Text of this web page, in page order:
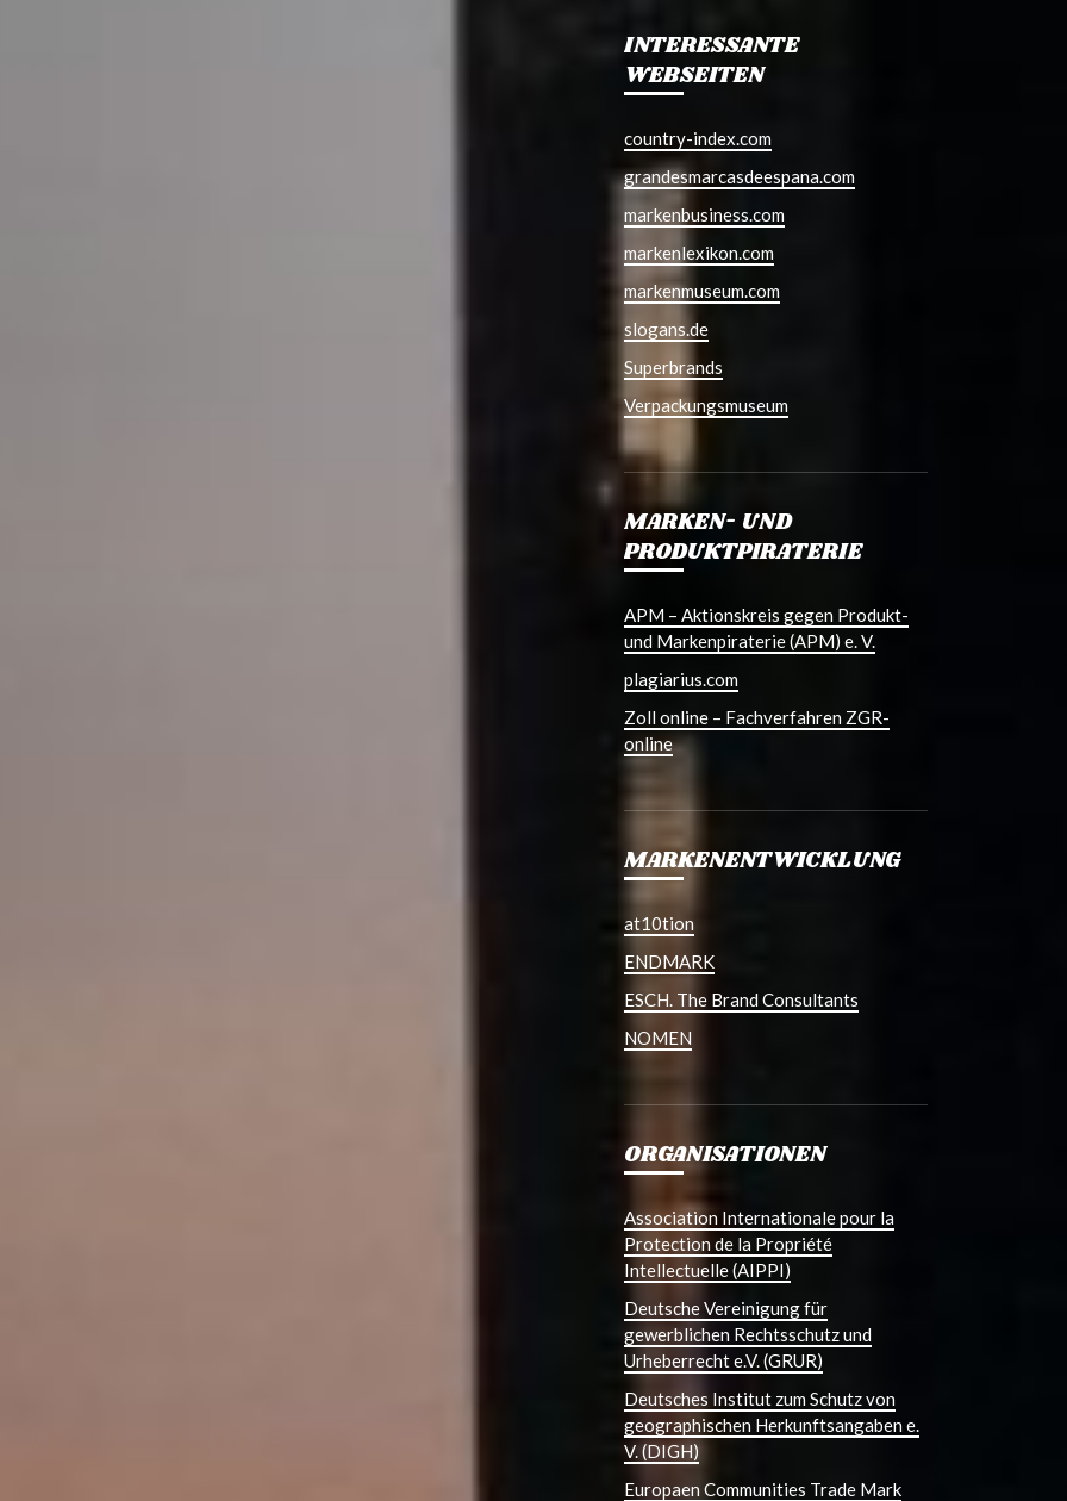
INTERESSANTE
WEBSEITEN
country-index.com
grandesmarcasdeespana.com
markenbusiness.com
markenlexikon.com
markenmuseum.com
slogans.de
Superbrands
Verpackungsmuseum
MARKEN- UND
PRODUKTPIRATERIE
APM – Aktionskreis gegen Produkt-
und Markenpiraterie (APM) e. V.
plagiarius.com
Zoll online – Fachverfahren ZGR-
online
MARKENENTWICKLUNG
at10tion
ENDMARK
ESCH. The Brand Consultants
NOMEN
ORGANISATIONEN
Association Internationale pour la
Protection de la Propriété
Intellectuelle (AIPPI)
Deutsche Vereinigung für
gewerblichen Rechtsschutz und
Urheberrecht e.V. (GRUR)
Deutsches Institut zum Schutz von
geographischen Herkunftsangaben e.
V. (DIGH)
Europaen Communities Trade Mark